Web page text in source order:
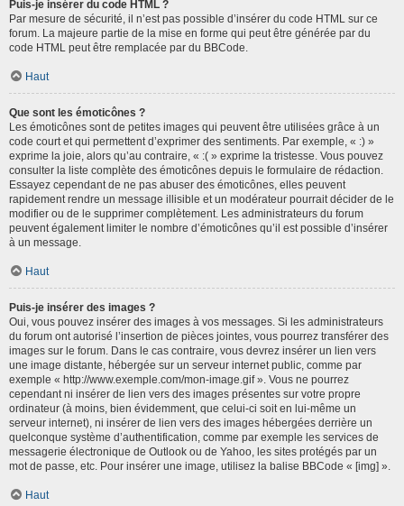
Puis-je insérer du code HTML ?
Par mesure de sécurité, il n’est pas possible d’insérer du code HTML sur ce
forum. La majeure partie de la mise en forme qui peut être générée par du
code HTML peut être remplacée par du BBCode.
Haut
Que sont les émoticônes ?
Les émoticônes sont de petites images qui peuvent être utilisées grâce à un
code court et qui permettent d’exprimer des sentiments. Par exemple, « :) »
exprime la joie, alors qu’au contraire, « :( » exprime la tristesse. Vous pouvez
consulter la liste complète des émoticônes depuis le formulaire de rédaction.
Essayez cependant de ne pas abuser des émoticônes, elles peuvent
rapidement rendre un message illisible et un modérateur pourrait décider de le
modifier ou de le supprimer complètement. Les administrateurs du forum
peuvent également limiter le nombre d’émoticônes qu’il est possible d’insérer
à un message.
Haut
Puis-je insérer des images ?
Oui, vous pouvez insérer des images à vos messages. Si les administrateurs
du forum ont autorisé l’insertion de pièces jointes, vous pourrez transférer des
images sur le forum. Dans le cas contraire, vous devrez insérer un lien vers
une image distante, hébergée sur un serveur internet public, comme par
exemple « http://www.exemple.com/mon-image.gif ». Vous ne pourrez
cependant ni insérer de lien vers des images présentes sur votre propre
ordinateur (à moins, bien évidemment, que celui-ci soit en lui-même un
serveur internet), ni insérer de lien vers des images hébergées derrière un
quelconque système d’authentification, comme par exemple les services de
messagerie électronique de Outlook ou de Yahoo, les sites protégés par un
mot de passe, etc. Pour insérer une image, utilisez la balise BBCode « [img] ».
Haut